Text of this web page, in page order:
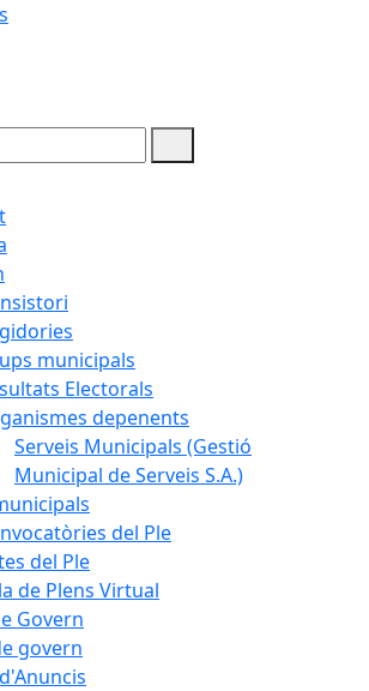
municipals
Electorals
depenents
Serveis Municipals (Gestió
Municipal de Serveis S.A.)
del Ple
del Ple
de Plens Virtual
Govern
govern